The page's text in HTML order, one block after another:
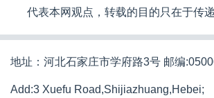
代表本网观点，转载的目的只在于传
地址：河北石家庄市学府路3号 邮编
Add:3 Xuefu Road,Shijiazhuang,Hebei;